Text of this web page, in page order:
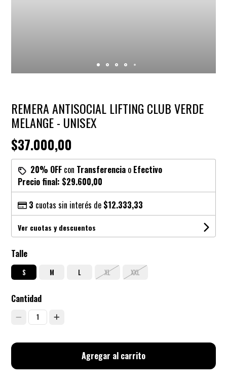
REMERA ANTISOCIAL LIFTING CLUB VERDE
MELANGE - UNISEX
$37.000,00
20% OFF con Transferencia o Efectivo
Precio final: $29.600,00
3 cuotas sin interés de $12.333,33
Ver cuotas y descuentos
Talle
S M L XL XXL
Cantidad
1
Agregar al carrito